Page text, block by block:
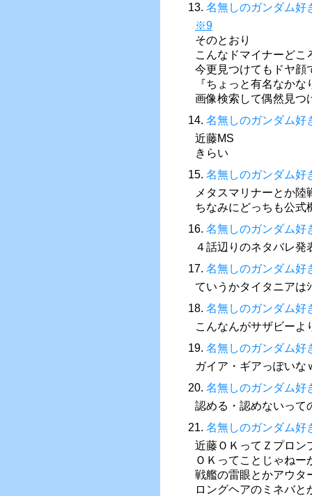
13. 名無しのガンダム好
※9
そのとおり
こんなドマイナーどこ
今更見つけてもドヤ顔
『ちょっと有名なか
画像検索して偶然見つ
14. 名無しのガンダム好
近藤MS
きらい
15. 名無しのガンダム好
メタスマリナーとか
ちなみにどっちも公式
16. 名無しのガンダム好
４話辺りのネタバレ
17. 名無しのガンダム好
ていうかタイタニアは
18. 名無しのガンダム好
こんなんがサザビーよ
19. 名無しのガンダム好
ガイア・ギアっぽいな
20. 名無しのガンダム好
認める・認めないって
21. 名無しのガンダム好
近藤ＯＫってＺプロン
ＯＫってことじゃねー
戦艦の雷眼とかアウタ
ロングヘアのミネバと